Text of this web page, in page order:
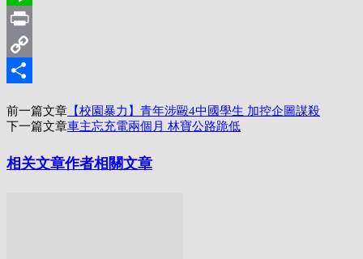
Line
Print
Copy
享
前一篇文章 【校園暴力】青年涉毆4中國學生 加控企圖謀殺
下一篇文章車主忘充電兩個月 林寶公路跪低
相关文章作者相關文章